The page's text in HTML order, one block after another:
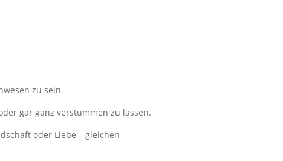
zu sein.
gar ganz verstummen zu lassen.
oder Liebe – gleichen